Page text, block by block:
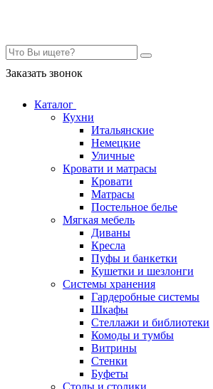
Заказать звонок
Каталог
Кухни
Итальянские
Немецкие
Уличные
Кровати и матрасы
Кровати
Матрасы
Постельное белье
Мягкая мебель
Диваны
Кресла
Пуфы и банкетки
Кушетки и шезлонги
Системы хранения
Гардеробные системы
Шкафы
Стеллажи и библиотеки
Комоды и тумбы
Витрины
Стенки
Буфеты